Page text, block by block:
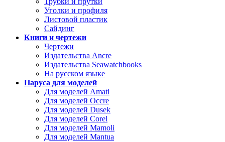
Уголки и профиля
Листовой пластик
Сайдинг
Книги и чертежи
Чертежи
Издательства Ancre
Издательства Seawatchbooks
На русском языке
Паруса для моделей
Для моделей Amati
Для моделей Occre
Для моделей Dusek
Для моделей Corel
Для моделей Mamoli
Для моделей Mantua